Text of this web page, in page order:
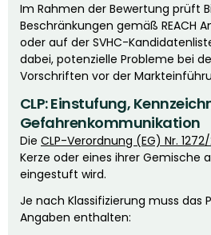
Im Rahmen der Bewertung prüft
Beschränkungen gemäß REACH
oder auf der SVHC-
dabei, potenzielle Probleme bei
Vorschriften vor der
CLP: Einstufung,
Gefahrenkommunikation
Die CLP-Verordnung (EG) Nr.
Kerze oder eines ihrer Gemische
eingestuft wird.
Je nach Klassifizierung muss
Angaben enthalten: